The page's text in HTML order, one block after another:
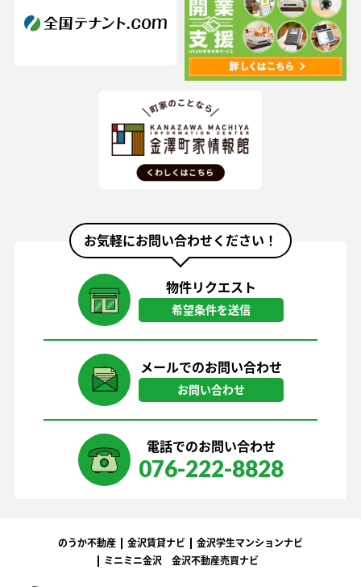
お気軽にお問い合わせください！
物件リクエスト
希望条件を送信
メールでのお問い合わせ
お問い合わせ
電話でのお問い合わせ
076-222-8828
のうか不動産 金沢賃貸ナビ
金沢学生マンションナビ
ミニミニ金沢
金沢不動産売買ナビ